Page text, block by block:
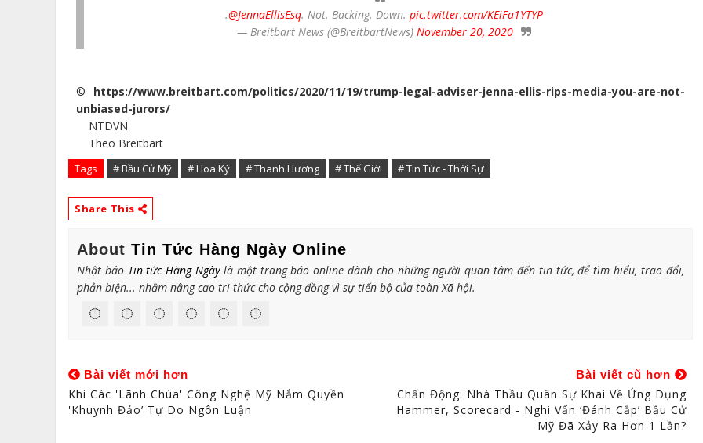
.@JennaEllisEsq. Not. Backing. Down.pic.twitter.com/KEiFa1YTYP
— Breitbart News (@BreitbartNews)November 20, 2020
© https://www.breitbart.com/politics/2020/11/19/trump-legal-adviser-jenna-ellis-rips-media-you-are-not-
unbiased-jurors/
NTDVN
Theo Breitbart
Tags # Bầu Cử Mỹ # Hoa Kỳ # Thanh Hương # Thế Giới # Tin Tức - Thời Sự
Share This
About Tin Tức Hàng Ngày Online
Nhật báo Tin tức Hàng Ngàylà một trang báo online dành cho những người quan tâm đến tin tức, để tìm hiểu, trao đổi,
phản biện... nhằm nâng cao tri thức cho cộng đồng vì sự tiến bộ của toàn Xã hội.
Bài viết mới hơn
Khi Các 'lãnh Chúa' Công Nghệ Mỹ Nắm Quyền
'khuynh Đảo’ Tự Do Ngôn Luận
Bài viết cũ hơn
Chấn Động: Nhà Thầu Quân Sự Khai Về Ứng Dụng
Hammer, Scorecard - Nghi Vấn ‘đánh Cắp’ Bầu Cử
Mỹ Đã Xảy Ra Hơn 1 Lần?